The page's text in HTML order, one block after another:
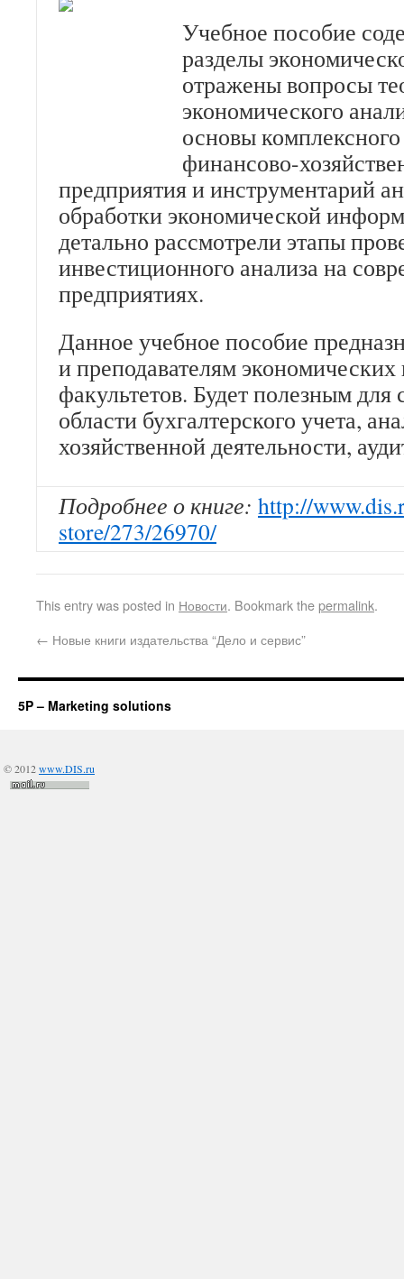
Учебное пособие
разделы
отражены вопросы
экономического
основы
финансово-
предприятия и инструментарий
обработки экономической
детально рассмотрели этапы
инвестиционного анализа на
предприятиях.
Данное учебное пособие
и преподавателям
факультетов. Будет полезным для
области бухгалтерского учета,
хозяйственной деятельности,
Подробнее о книге: http://
store/273/26970/
This entry was posted in Новости. Bookmark thepermalink.
← Новые книги издательства “Дело и сервис”
5P – Marketing solutions
© 2012www.DIS.ru